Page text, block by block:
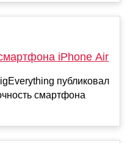
iPhone Air
публиковал
смартфона